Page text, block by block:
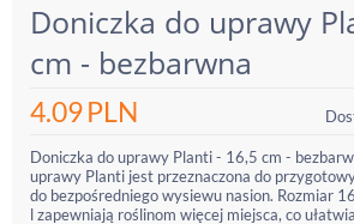
Doniczka do uprawy
cm - bezbarwna
4.09PLN
Doniczka do uprawy Planti - 16,5 cm -
uprawy Planti jest przeznaczona do
do bezpośredniego wysiewu nasion. Rozmiar
l zapewniają roślinom więcej miejsca, co